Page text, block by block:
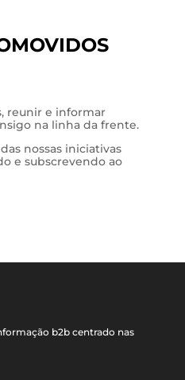
reunir e informar
na linha da frente.
nossas iniciativas
e subscrevendo ao
b2b centrado nas